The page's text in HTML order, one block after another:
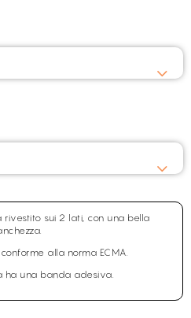
rivestito sui 2 lati, con una bella
alla norma ECMA.
ha una banda adesiva.